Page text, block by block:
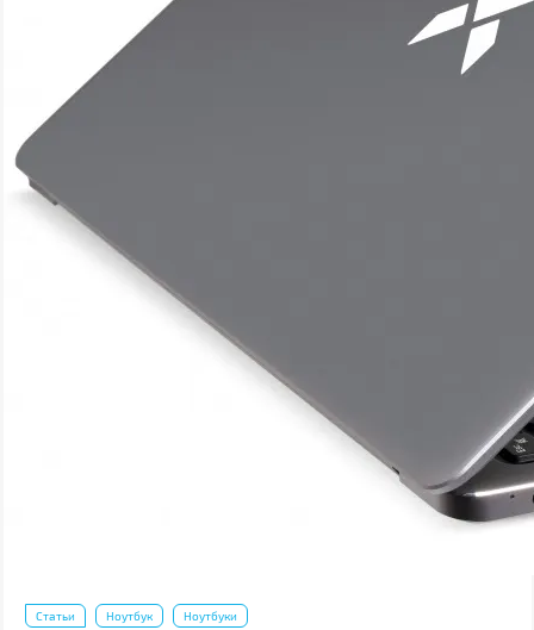
Статьи Ноутбук Ноутбуки